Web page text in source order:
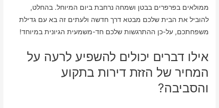
ממולאים בפרפרים בבטן ושמחה נרחבת ביום המיוחל. בהחלט,
להוביל את הבית שלכם מבטא דרך חדשה ולעתים זה בא עם גדילת
משפחתכם, על-כן ההתרגשות שלכם חד-משמעית הגיונית במיוחד!
אילו דברים יכולים להשפיע לרעה על
המחיר של הזזת דירות בתקוע
והסביבה?